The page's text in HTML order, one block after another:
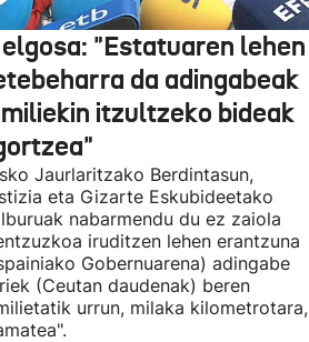
"Estatuaren lehen
da adingabeak
itzultzeko bideak
Jaurlaritzako Berdintasun,
eta Gizarte Eskubideetako
nabarmendu du ez zaiola
iruditzen lehen erantzuna
Gobernuarena) adingabe
(Ceutan daudenak) beren
urrun, milaka kilometrotara,